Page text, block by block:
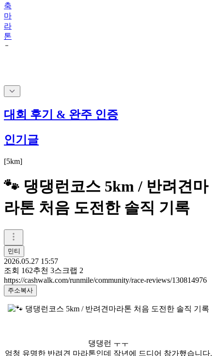
축
마
라
톤
대회 후기 & 완주 인증
인기글
[5km]
🐾 댕댕런코스 5km / 반려견마
라톤 처음 도전한 솔직 기록
민티
2026.05.27 15:57
조회 162추천 3스크랩 2
https://cashwalk.com/runmile/community/race-reviews/130814976
주소복사
댕댕런 ㅜㅜ
엄청 유명한 반려견 마라톤인데 작년에 드디어 참가했습니다.